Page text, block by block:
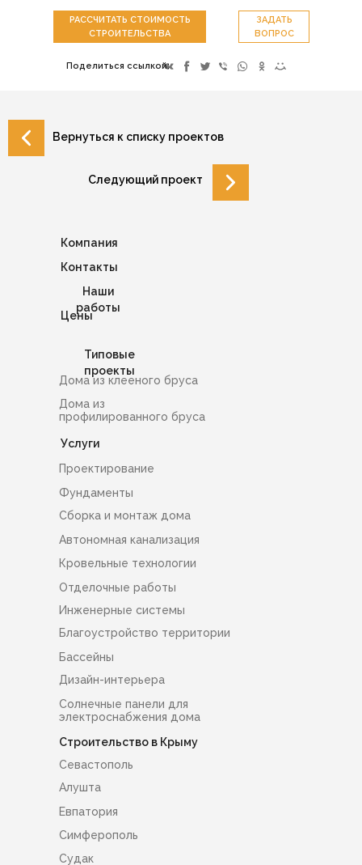
РАССЧИТАТЬ СТОИМОСТЬ
СТРОИТЕЛЬСТВА
ЗАДАТЬ
ВОПРОС
Поделиться ссылкой:
Вернуться к списку проектов
Следующий проект
Проектирование
Фундаменты
Сборка и монтаж дома
Автономная канализация
Кровельные технологии
Отделочные работы
Инженерные системы
Благоустройство территории
Бассейны
Дизайн-интерьера
Солнечные панели для
электроснабжения дома
Дома из клееного бруса
Дома из
профилированного бруса
Строительство в Крыму
Алушта
Евпатория
Симферополь
Судак
Севастополь
Компания
Наши
работы
Цены
Контакты
Услуги
Типовые
проекты